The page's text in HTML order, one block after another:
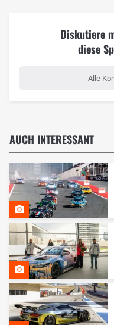
Diskutiere
diese
Alle
AUCH INTERESSANT